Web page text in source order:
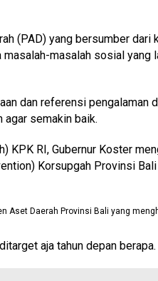
(PAD) yang bersumber
masalah sosial yang
dan referensi
agar semakin baik.
RI, Gubernur Koster
Korsupgah Provinsi
Daerah Provinsi Bali yang
aja tahun depan